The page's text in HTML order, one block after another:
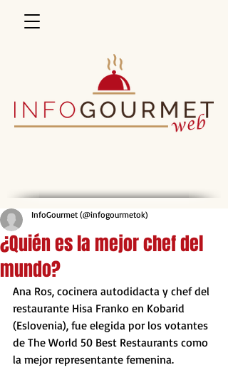
¿Quién es la mejor chef del
mundo?
InfoGourmet (@infogourmetok)
Ana Ros, cocinera autodidacta y chef del
restaurante Hisa Franko en Kobarid
(Eslovenia), fue elegida por los votantes
de The World 50 Best Restaurants como
la mejor representante femenina.